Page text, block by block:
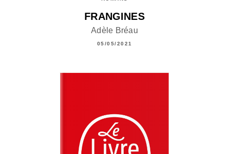
FRANGINES
Adèle Bréau
05/05/2021